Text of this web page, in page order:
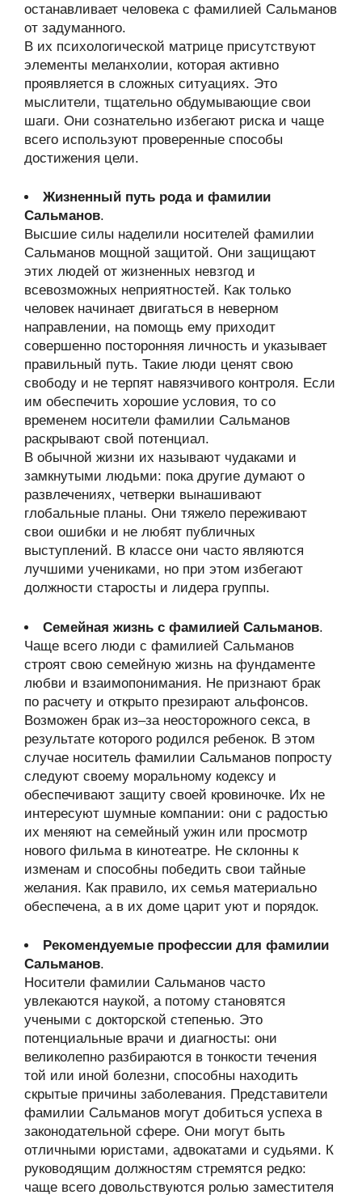
останавливает человека с фамилией Сальманов
от задуманного.
В их психологической матрице присутствуют
элементы меланхолии, которая активно
проявляется в сложных ситуациях. Это
мыслители, тщательно обдумывающие свои
шаги. Они сознательно избегают риска и чаще
всего используют проверенные способы
достижения цели.
Жизненный путь рода и фамилии
Сальманов.
Высшие силы наделили носителей фамилии
Сальманов мощной защитой. Они защищают
этих людей от жизненных невзгод и
всевозможных неприятностей. Как только
человек начинает двигаться в неверном
направлении, на помощь ему приходит
совершенно посторонняя личность и указывает
правильный путь. Такие люди ценят свою
свободу и не терпят навязчивого контроля. Если
им обеспечить хорошие условия, то со
временем носители фамилии Сальманов
раскрывают свой потенциал.
В обычной жизни их называют чудаками и
замкнутыми людьми: пока другие думают о
развлечениях, четверки вынашивают
глобальные планы. Они тяжело переживают
свои ошибки и не любят публичных
выступлений. В классе они часто являются
лучшими учениками, но при этом избегают
должности старосты и лидера группы.
Семейная жизнь с фамилией Сальманов.
Чаще всего люди с фамилией Сальманов
строят свою семейную жизнь на фундаменте
любви и взаимопонимания. Не признают брак
по расчету и открыто презирают альфонсов.
Возможен брак из–за неосторожного секса, в
результате которого родился ребенок. В этом
случае носитель фамилии Сальманов попросту
следуют своему моральному кодексу и
обеспечивают защиту своей кровиночке. Их не
интересуют шумные компании: они с радостью
их меняют на семейный ужин или просмотр
нового фильма в кинотеатре. Не склонны к
изменам и способны победить свои тайные
желания. Как правило, их семья материально
обеспечена, а в их доме царит уют и порядок.
Рекомендуемые профессии для фамилии
Сальманов.
Носители фамилии Сальманов часто
увлекаются наукой, а потому становятся
учеными с докторской степенью. Это
потенциальные врачи и диагносты: они
великолепно разбираются в тонкости течения
той или иной болезни, способны находить
скрытые причины заболевания. Представители
фамилии Сальманов могут добиться успеха в
законодательной сфере. Они могут быть
отличными юристами, адвокатами и судьями. К
руководящим должностям стремятся редко:
чаще всего довольствуются ролью заместителя